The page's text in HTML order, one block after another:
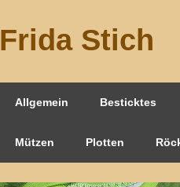
Frida Stich
Allgemein Besticktes
Mützen Plotten